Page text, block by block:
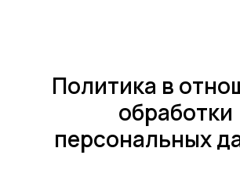
Политика в
обработки
персональных